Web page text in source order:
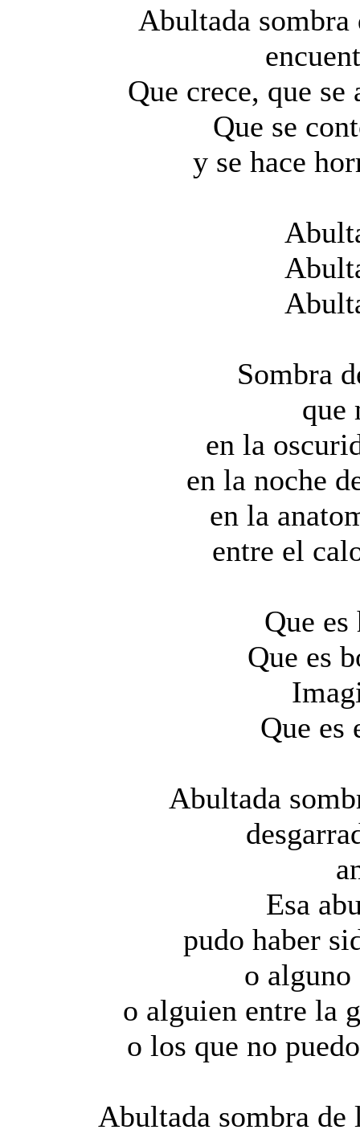
Abultada sombra
Que crece, que
Que se
y se hace
Sombra
que
en la
en la noche
en la
entre el
Que
Que es
Que es
Abultada
Esa
pudo haber
o
o alguien entre la
o los que no
Abultada sombra de